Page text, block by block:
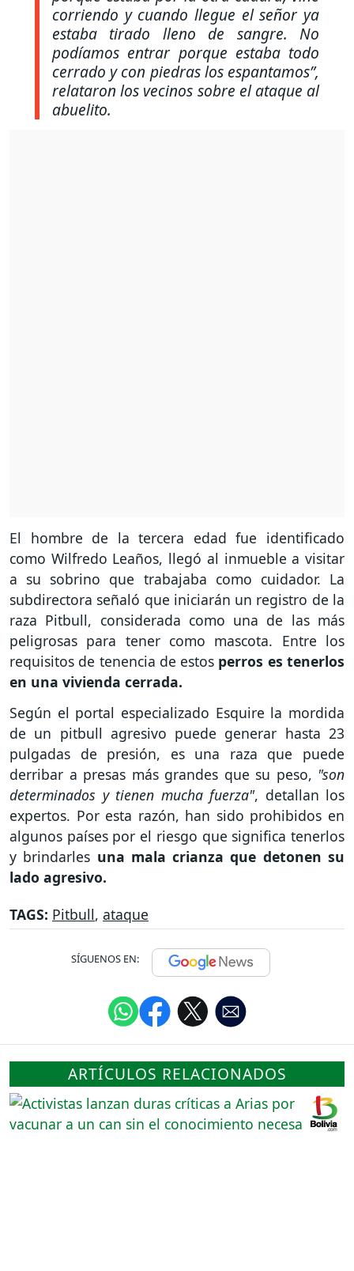
corriendo y cuando llegue el señor ya
estaba tirado lleno de sangre. No
podíamos entrar porque estaba todo
cerrado y con piedras los espantamos”,
relataron los vecinos sobre el ataque al
abuelito.
El hombre de la tercera edad fue identificado
como Wilfredo Leaños, llegó al inmueble a visitar
a su sobrino que trabajaba como cuidador. La
subdirectora señaló que iniciarán un registro de la
raza Pitbull, considerada como una de las más
peligrosas para tener como mascota. Entre los
requisitos de tenencia de estos perros es tenerlos
en una vivienda cerrada.
Según el portal especializado Esquire la mordida
de un pitbull agresivo puede generar hasta 23
pulgadas de presión, es una raza que puede
derribar a presas más grandes que su peso, "son
determinados y tienen mucha fuerza", detallan los
expertos. Por esta razón, han sido prohibidos en
algunos países por el riesgo que significa tenerlos
y brindarles una mala crianza que detonen su
lado agresivo.
TAGS: Pitbull, ataque
SÍGUENOS EN:
ARTÍCULOS RELACIONADOS